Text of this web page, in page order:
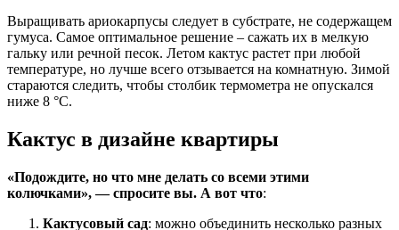
Выращивать ариокарпусы следует в субстрате, не содержащем
гумуса. Самое оптимальное решение – сажать их в мелкую
гальку или речной песок. Летом кактус растет при любой
температуре, но лучше всего отзывается на комнатную. Зимой
стараются следить, чтобы столбик термометра не опускался
ниже 8 °C.
Кактус в дизайне квартиры
«Подождите, но что мне делать со всеми этими
колючками», — спросите вы. А вот что:
Кактусовый сад: можно объединить несколько разных